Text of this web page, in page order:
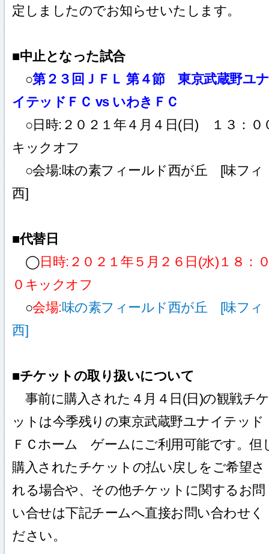
定しましたのでお知らせいたします。
■中止となった試合
○第２３回ＪＦＬ 第４節 東京武蔵野ユナ
イテッドＦＣ vs いわきＦＣ
○日時:２０２１年４月４日(日) １３：０
キックオフ
○会場:味の素フィールド西が丘 [味フィ
西]
■代替日
◯日時:２０２１年５月２６日(水)１８：
０キックオフ
○会場:味の素フィールド西が丘 [味フィ
西]
■チケットの取り扱いについて
事前に購入された４月４日(日)の観戦チケ
ットは今季残りの東京武蔵野ユナイテッド
ＦＣホーム ゲームにご利用可能です。但
購入されたチケットの払い戻しをご希望さ
れる場合や、その他チケットに関するお問
い合せは下記チームへ直接お問い合わせく
ださい。